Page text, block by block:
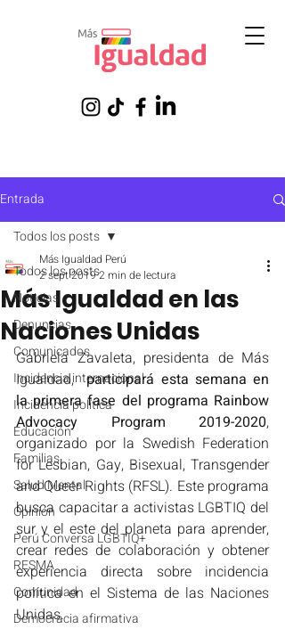
Entrada
Todos los posts
Noticias
Denuncias
Comunicados
Incidencia internacional
Incidencia política
Educación
Familias
Salud Mental
Opinión
Perú Conversa LGBTIQ+
RESMA
Comunidad
Democracia afirmativa
Todos los posts
Más Igualdad en las
Naciones Unidas
Más Igualdad Perú
2 sept 20192 min de lectura
Gabriela Zavaleta, presidenta de Más
Igualdad,
  participará esta semana en
la primera fase del programa Rainbow
Advocacy Program 2019-2020,
organizado por la Swedish Federation
for Lesbian, Gay, Bisexual, Transgender
and Queer Rights (RFSL). Este programa
busca capacitar a activistas LGBTIQ del
sur y el este del planeta para aprender,
crear redes de colaboración y obtener
experiencia directa sobre incidencia
política en el Sistema de las Naciones
Unidas.